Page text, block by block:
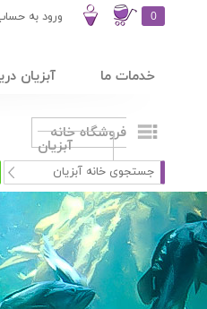
0 ورود به
خدمات ما آبزیان
فروشگاه خانه
آبزیان
جستجوی خانه آبزیان